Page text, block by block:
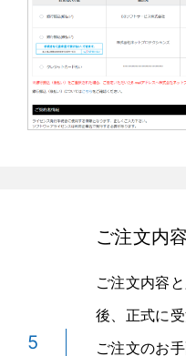
5
ご注文内
ご注文内容
後、正式に受
ご注文のお